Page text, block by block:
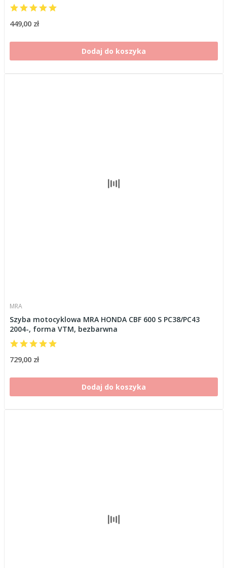
449,00 zł
Dodaj do koszyka
MRA
Szyba motocyklowa MRA HONDA CBF 600 S PC38/PC43
2004-, forma VTM, bezbarwna
729,00 zł
Dodaj do koszyka